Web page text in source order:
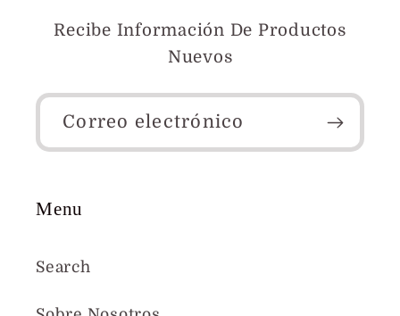
Recibe Información De Productos
Nuevos
Correo electrónico
Menu
Search